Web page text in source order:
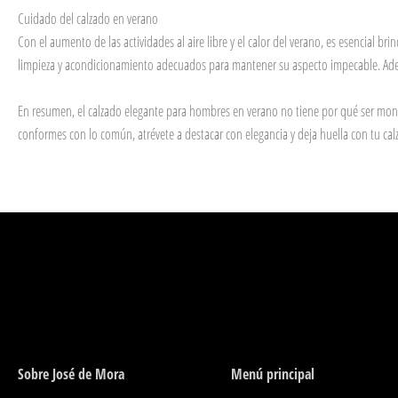
Cuidado del calzado en verano
Con el aumento de las actividades al aire libre y el calor del verano, es esencial
limpieza y acondicionamiento adecuados para mantener su aspecto impecable.
En resumen, el calzado elegante para hombres en verano no tiene por qué ser
conformes con lo común, atrévete a destacar con elegancia y deja huella con tu
Sobre José de Mora Menú principal